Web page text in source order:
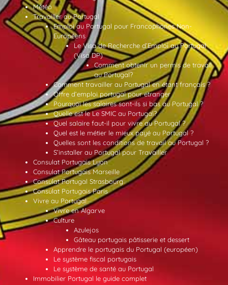
Météo
Travailler au Portugal
Emploi au Portugal pour Francophones Non-
Européens
Le Visa de Recherche d’Emploi au Portugal
(Visa DP)
Comment obtenir un permis de travail
au Portugal?
Comment travailler au Portugal en étant français ?
Offre d’emploi portugal pour etranger
Pourquoi les salaires sont-ils si bas au Portugal ?
Quelle est le Le SMIC au Portugal?
Quel salaire faut-il pour vivre au Portugal ?
Quel est le métier le mieux payé au Portugal ?
Quelles sont les conditions de travail au Portugal ?
S’installer au Portugal pour Travailler
Consulat Portugais Lyon
Consulat Portugais Marseille
Consulat Portugal Strasbourg
Consulat Portugais Paris
Vivre au Portugal
Vivre en Algarve
Culture
Azulejos
Gâteau portugais pâtisserie et dessert
Apprendre le portugais du Portugal (européen)
Le système fiscal portugais
Le système de santé au Portugal
Immobilier Portugal le guide complet